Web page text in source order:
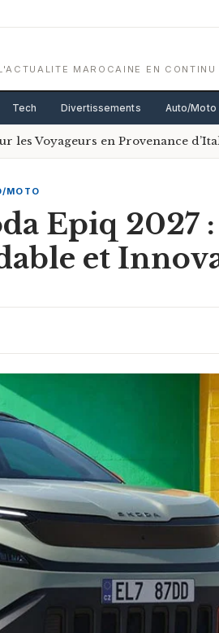
MAROCAINE EN CONTINU
Tech Divertissements Auto/Moto
les Voyageurs en Provenance
MOTO
Epiq 2027
et